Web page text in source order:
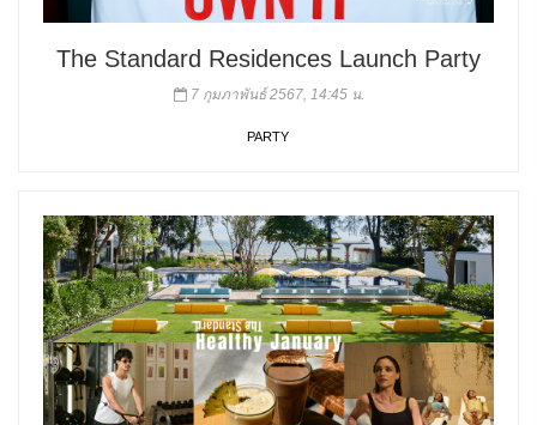
The Standard Residences Launch Party
7 กุมภาพันธ์ 2567, 14:45 น.
PARTY